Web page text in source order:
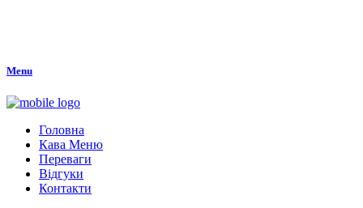
Menu
Головна
Кава Меню
Переваги
Відгуки
Контакти